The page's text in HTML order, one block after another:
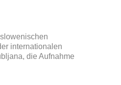
internationalen
die Aufnahme